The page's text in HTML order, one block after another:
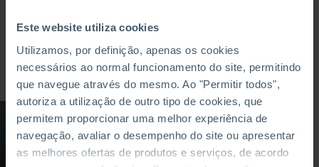
Este website utiliza cookies
Utilizamos, por definição, apenas os cookies
necessários ao normal funcionamento do site, permitindo
que navegue através do mesmo. Ao "Permitir todos",
autoriza a utilização de outro tipo de cookies, que
permitem proporcionar uma melhor experiência de
navegação, avaliar o desempenho do site ou apresentar
as melhores ofertas de produtos e serviços, de acordo
Para pesquisar uma expressão coloque-a entre aspas
PODCAST
Orçamento do
Estado à mesa